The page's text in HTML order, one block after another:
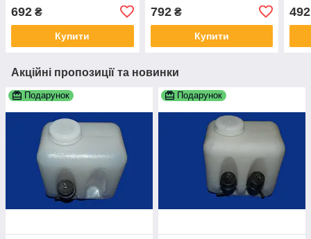
692 ₴
Купити
792₴
Купити
492
Акційні пропозиції та новинки
Подарунок Подарунок